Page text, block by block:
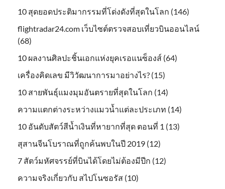
10 สุดยอดประติมากรรมที่โด่งดังที่สุดในโลก (146)
flightradar24.com เว็บไซต์ตรวจสอบเที่ยวบินออนไลน์
(68)
10 ผลงานศิลปะชิ้นเอกแห่งยุคเรอแนซ็องส์ (64)
เครื่องคิดเลข มีวิวัฒนาการมาอย่างไร? (15)
10 สายพันธุ์แมงมุมอันตรายที่สุดในโลก (14)
ความแตกต่างระหว่างแมวน้ำแต่ละประเภท (14)
10 อันดับสัตว์สีน้ำเงินที่หายากที่สุด ตอนที่ 1 (13)
สุสานจีนโบราณที่ถูกค้นพบในปี 2019 (12)
7 สัตว์มหัศจรรย์ที่บินได้โดยไม่ต้องมีปีก (12)
ความจริงเกี่ยวกับ สไปโนซอรัส (10)